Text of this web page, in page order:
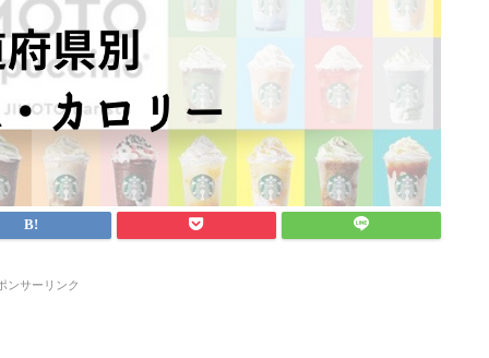
ンサーリンク